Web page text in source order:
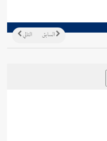
التالي السابق